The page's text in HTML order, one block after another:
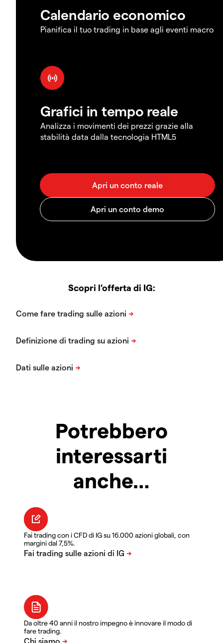
Calendario economico
Pianifica il tuo trading in base agli eventi macro
Grafici in tempo reale
Analizza i movimenti dei prezzi grazie alla
stabilità data dalla tecnologia HTML5
Scopri l'offerta di IG:
Potrebbero
interessarti
anche…
Fai trading con i CFD di IG su 16.000 azioni globali, con
margini dal 7,5%.
Da oltre 40 anni il nostro impegno è innovare il modo di
fare trading.